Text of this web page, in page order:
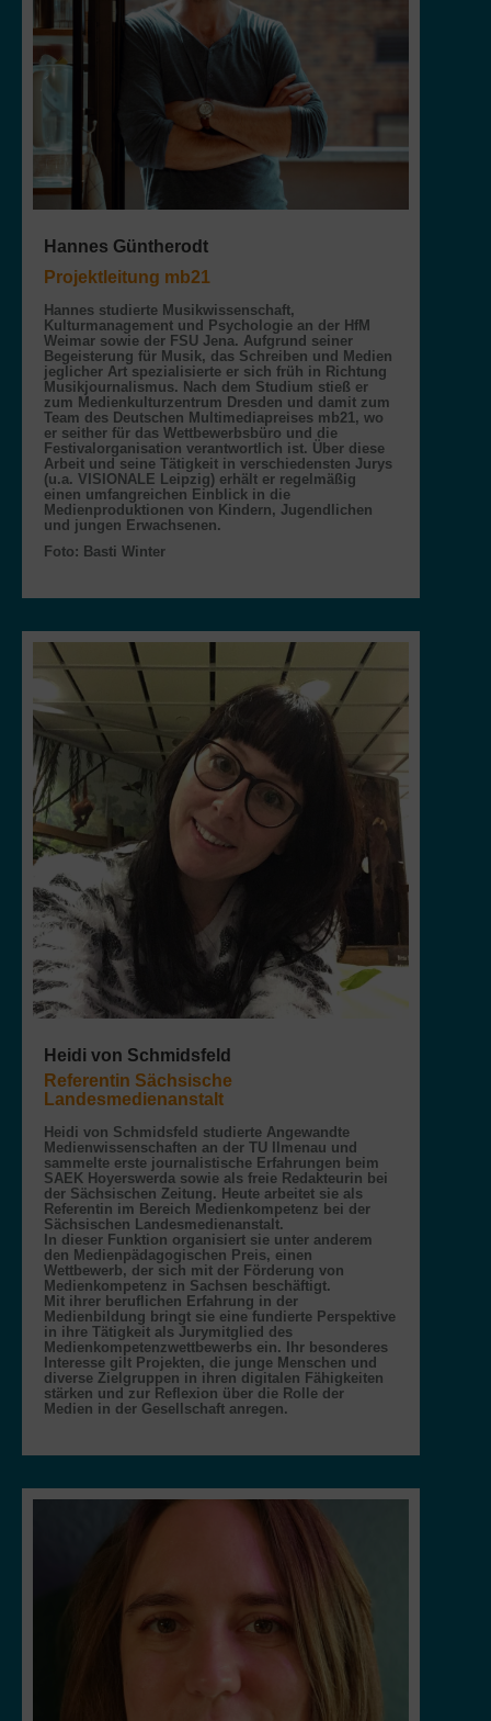
Hannes Güntherodt
Projektleitung mb21
Hannes studierte Musikwissenschaft,
Kulturmanagement und Psychologie an der HfM
Weimar sowie der FSU Jena. Aufgrund seiner
Begeisterung für Musik, das Schreiben und Medien
jeglicher Art spezialisierte er sich früh in Richtung
Musikjournalismus. Nach dem Studium stieß er
zum Medienkulturzentrum Dresden und damit zum
Team des Deutschen Multimediapreises mb21, wo
er seither für das Wettbewerbsbüro und die
Festivalorganisation verantwortlich ist. Über diese
Arbeit und seine Tätigkeit in verschiedensten Jurys
(u.a. VISIONALE Leipzig) erhält er regelmäßig
einen umfangreichen Einblick in die
Medienproduktionen von Kindern, Jugendlichen
und jungen Erwachsenen.
Foto: Basti Winter
Heidi von Schmidsfeld
Referentin Sächsische
Landesmedienanstalt
Heidi von Schmidsfeld studierte Angewandte
Medienwissenschaften an der TU Ilmenau und
sammelte erste journalistische Erfahrungen beim
SAEK Hoyerswerda sowie als freie Redakteurin bei
der Sächsischen Zeitung. Heute arbeitet sie als
Referentin im Bereich Medienkompetenz bei der
Sächsischen Landesmedienanstalt.
In dieser Funktion organisiert sie unter anderem
den Medienpädagogischen Preis, einen
Wettbewerb, der sich mit der Förderung von
Medienkompetenz in Sachsen beschäftigt.
Mit ihrer beruflichen Erfahrung in der
Medienbildung bringt sie eine fundierte Perspektive
in ihre Tätigkeit als Jurymitglied des
Medienkompetenzwettbewerbs ein. Ihr besonderes
Interesse gilt Projekten, die junge Menschen und
diverse Zielgruppen in ihren digitalen Fähigkeiten
stärken und zur Reflexion über die Rolle der
Medien in der Gesellschaft anregen.